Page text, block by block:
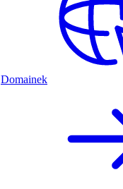
Domainek